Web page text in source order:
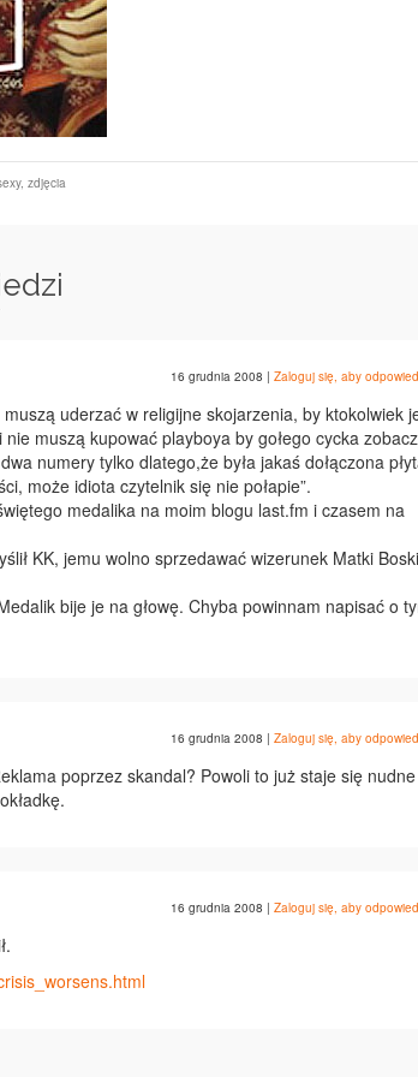
, zdjęcia
16 grudnia 2008 | Zaloguj się, aby
uderzać w religijne skojarzenia, by ktokolwiek
muszą kupować playboya by gołego cycka
numery tylko dlatego,że była jakaś dołączona
może idiota czytelnik się nie połapie”.
medalika na moim blogu last.fm i czasem na
KK, jemu wolno sprzedawać wizerunek Matki
bije je na głowę. Chyba powinnam napisać o
16 grudnia 2008 | Zaloguj się, aby
poprzez skandal? Powoli to już staje się
16 grudnia 2008 | Zaloguj się, aby